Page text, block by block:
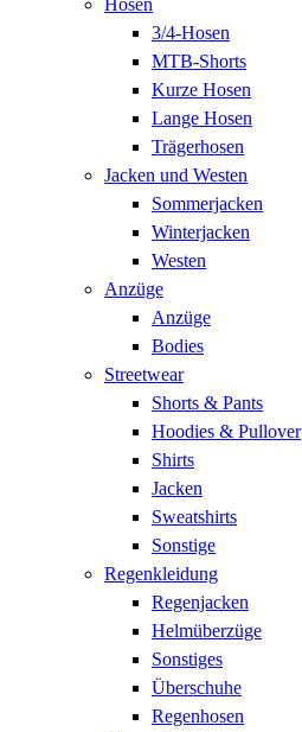
3/4-Hosen
MTB-Shorts
Kurze Hosen
Lange Hosen
Trägerhosen
Jacken und Westen
Sommerjacken
Winterjacken
Westen
Anzüge
Anzüge
Bodies
Streetwear
Shorts & Pants
Hoodies & Pullover
Shirts
Jacken
Sweatshirts
Sonstige
Regenkleidung
Regenjacken
Helmüberzüge
Sonstiges
Überschuhe
Regenhosen